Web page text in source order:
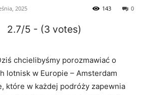
2025 0
143
2.7/5 - (3 votes)
chcielibyśmy⁣ porozmawiać o
lotnisk⁢ w ​Europie – Amsterdam⁤
które w każdej podróży zapewnia